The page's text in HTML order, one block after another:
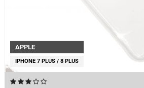
APPLE
IPHONE 7 PLUS / 8 PLUS